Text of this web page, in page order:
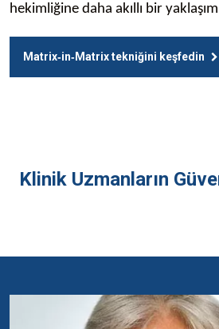
hekimliğine daha akıllı bir
Matrix‑in‑Matrix tekniğini keşfedin
Klinik Uzmanların